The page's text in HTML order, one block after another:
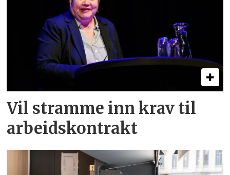
Vil stramme inn krav til
arbeids­kontrakt